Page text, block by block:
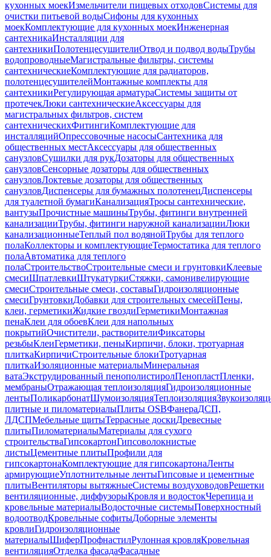
кухонных моекИзмельчители пищевых отходовСистемы для
очистки питьевой водыСифоны для кухонных
моекКомплектующие для кухонных моекИнженерная
сантехникаИнсталляции для
сантехникиПолотенцесушителиОтвод и подвод водыТрубы
водопроводныеМагистральные фильтры, системы
сантехническиеКомплектующие для радиаторов,
полотенцесушителейМонтажные комплекты для
сантехникиРегулирующая арматураСистемы защиты от
протечекЛюки сантехническиеАксессуары для
магистральных фильтров, систем
сантехническихФитингиКомплектующие для
инсталляцийОпрессовочные насосыСантехника для
общественных местАксессуары для общественных
санузловСушилки для рукДозаторы для общественных
санузловСенсорные дозаторы для общественных
санузловЛоктевые дозаторы для общественных
санузловДиспенсеры для бумажных полотенецДиспенсеры
для туалетной бумагиКанализацияТросы сантехнические,
вантузыПрочистные машиныТрубы, фитинги внутренней
канализацииТрубы, фитинги наружной канализацииЛюки
канализационныеТеплый пол водянойТрубы для теплого
полаКоллекторы и комплектующиеТермостатика для теплого
полаАвтоматика для теплого
полаСтроительствоСтроительные смеси и грунтовкиКлеевые
смесиШпатлевкиШтукатуркиСтяжки, самонивелирующие
смесиСтроительные смеси, составыГидроизоляционные
смесиГрунтовкиДобавки для строительных смесейПены,
клеи, герметикиЖидкие гвоздиГерметикиМонтажная
пенаКлеи для обоевКлеи для напольных
покрытийОчистители, растворителиФиксаторы
резьбыКлеиГерметики, пеныКирпичи, блоки, тротуарная
плиткаКирпичиСтроительные блокиТротуарная
плиткаИзоляционные материалыМинеральная
ватаЭкструдированный пенополистиролПенопластПленки,
мембраныОтражающая теплоизоляцияГидроизоляционные
лентыПоликарбонатШумоизоляцияТеплоизоляция
плитные и пиломатериалыПлиты OSBФанераДСП,
ЛДСПМебельные щитыТеррасные доскиДревесные
плитыПиломатериалыМатериалы для сухого
строительстваГипсокартонГипсоволокнистые
листыЦементные плитыПрофили для
гипсокартонаКомплектующие для гипсокартонаЛенты
армирующиеУплотнительные лентыГипсовые и цементные
плитыВентиляторы вытяжныеСистемы воздуховодовРешетки
вентиляционные, диффузорыКровля и водостокЧерепица и
кровельные материалыВодосточные системыПоверхностный
водоотводКровельные софитыДоборные элементы
кровлиГидроизоляционные
материалыШиферПрофнастилРулонная кровляКровельная
вентиляцияОтделка фасадаФасадные